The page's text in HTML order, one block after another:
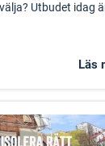
Utbudet idag
Läs